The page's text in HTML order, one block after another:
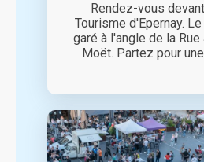
Rendez-vous
Tourisme d'Epernay.
garé à l'angle de la Rue
Moët. Partez pour une